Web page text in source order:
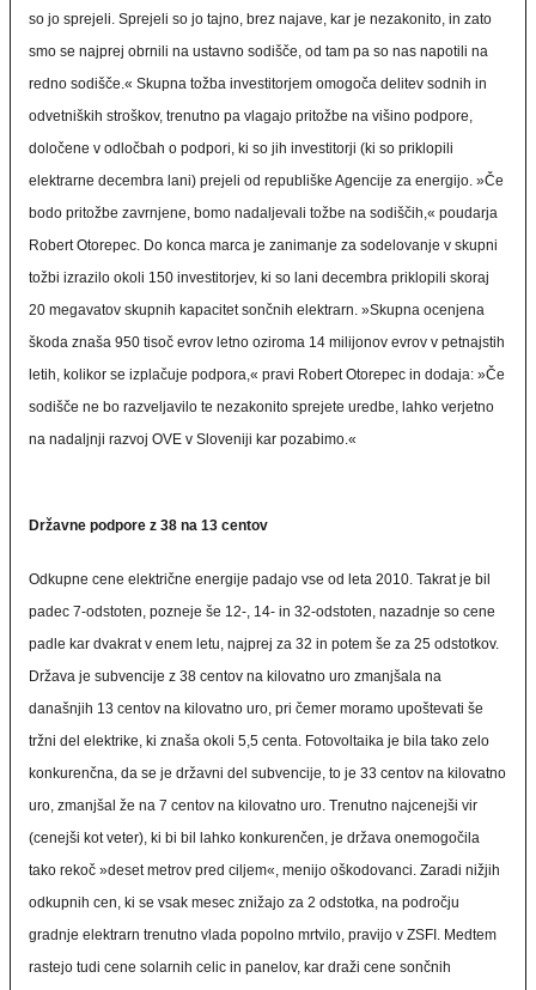
so jo sprejeli. Sprejeli so jo tajno, brez najave, kar je nezakonito, in zato
smo se najprej obrnili na ustavno sodišče, od tam pa so nas napotili na
redno sodišče.« Skupna tožba investitorjem omogoča delitev sodnih in
odvetniških stroškov, trenutno pa vlagajo pritožbe na višino podpore,
določene v odločbah o podpori, ki so jih investitorji (ki so priklopili
elektrarne decembra lani) prejeli od republiške Agencije za energijo. »Če
bodo pritožbe zavrnjene, bomo nadaljevali tožbe na sodiščih,« poudarja
Robert Otorepec. Do konca marca je zanimanje za sodelovanje v skupni
tožbi izrazilo okoli 150 investitorjev, ki so lani decembra priklopili skoraj
20 megavatov skupnih kapacitet sončnih elektrarn. »Skupna ocenjena
škoda znaša 950 tisoč evrov letno oziroma 14 milijonov evrov v petnajstih
letih, kolikor se izplačuje podpora,« pravi Robert Otorepec in dodaja: »Če
sodišče ne bo razveljavilo te nezakonito sprejete uredbe, lahko verjetno
na nadaljnji razvoj OVE v Sloveniji kar pozabimo.«
Državne podpore z 38 na 13 centov
Odkupne cene električne energije padajo vse od leta 2010. Takrat je bil
padec 7-odstoten, pozneje še 12-, 14- in 32-odstoten, nazadnje so cene
padle kar dvakrat v enem letu, najprej za 32 in potem še za 25 odstotkov.
Država je subvencije z 38 centov na kilovatno uro zmanjšala na
današnjih 13 centov na kilovatno uro, pri čemer moramo upoštevati še
tržni del elektrike, ki znaša okoli 5,5 centa. Fotovoltaika je bila tako zelo
konkurenčna, da se je državni del subvencije, to je 33 centov na kilovatno
uro, zmanjšal že na 7 centov na kilovatno uro. Trenutno najcenejši vir
(cenejši kot veter), ki bi bil lahko konkurenčen, je država onemogočila
tako rekoč »deset metrov pred ciljem«, menijo oškodovanci. Zaradi nižjih
odkupnih cen, ki se vsak mesec znižajo za 2 odstotka, na področju
gradnje elektrarn trenutno vlada popolno mrtvilo, pravijo v ZSFI. Medtem
rastejo tudi cene solarnih celic in panelov, kar draži cene sončnih